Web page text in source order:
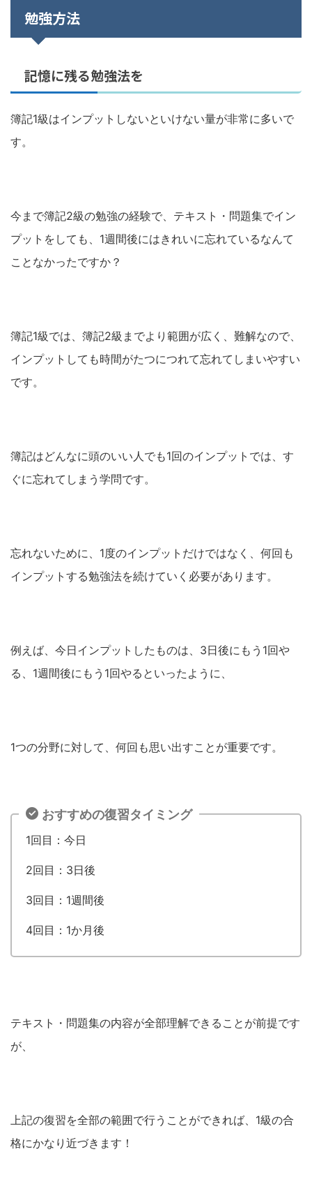
勉強方法
記憶に残る勉強法を
簿記1級はインプットしないといけない量が非常に多いで
す。
今まで簿記2級の勉強の経験で、テキスト・問題集でイン
プットをしても、1週間後にはきれいに忘れているなんて
ことなかったですか？
簿記1級では、簿記2級までより範囲が広く、難解なので、
インプットしても時間がたつにつれて忘れてしまいやすい
です。
簿記はどんなに頭のいい人でも1回のインプットでは、す
ぐに忘れてしまう学問です。
忘れないために、1度のインプットだけではなく、何回も
インプットする勉強法を続けていく必要があります。
例えば、今日インプットしたものは、3日後にもう1回や
る、1週間後にもう1回やるといったように、
1つの分野に対して、何回も思い出すことが重要です。
おすすめの復習タイミング
1回目：今日
2回目：3日後
3回目：1週間後
4回目：1か月後
テキスト・問題集の内容が全部理解できることが前提です
が、
上記の復習を全部の範囲で行うことができれば、1級の合
格にかなり近づきます！